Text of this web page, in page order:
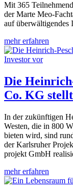
Mit 365
der Marte Meo-
auf überwältigendes
mehr erfahren
Die
Co. KG
In der zukünftigen
Westen, die in 800
bieten wird, sind
der Karlsruher
projekt GmbH
mehr erfahren